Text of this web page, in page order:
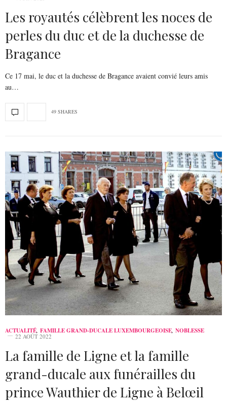
Les royautés célèbrent les noces de
perles du duc et de la duchesse de
Bragance
Ce 17 mai, le duc et la duchesse de Bragance avaient convié leurs amis
au…
49 SHARES
ACTUALITÉ, FAMILLE GRAND-DUCALE LUXEMBOURGEOISE, NOBLESSE
22 AOÛT 2022
La famille de Ligne et la famille
grand-ducale aux funérailles du
prince Wauthier de Ligne à Belœil